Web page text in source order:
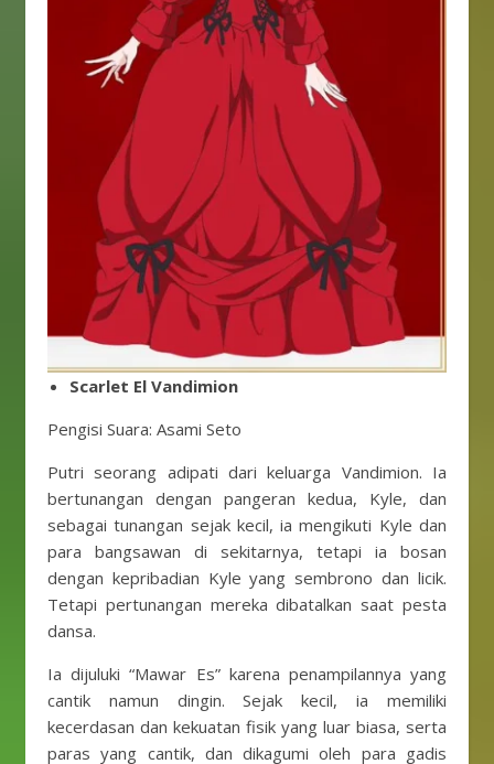
Scarlet El Vandimion
Pengisi Suara: Asami Seto
Putri seorang adipati dari keluarga Vandimion. Ia
bertunangan dengan pangeran kedua, Kyle, dan
sebagai tunangan sejak kecil, ia mengikuti Kyle dan
para bangsawan di sekitarnya, tetapi ia bosan
dengan kepribadian Kyle yang sembrono dan licik.
Tetapi pertunangan mereka dibatalkan saat pesta
dansa.
Ia dijuluki “Mawar Es” karena penampilannya yang
cantik namun dingin. Sejak kecil, ia memiliki
kecerdasan dan kekuatan fisik yang luar biasa, serta
paras yang cantik, dan dikagumi oleh para gadis